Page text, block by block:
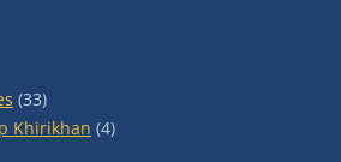
(33)
Khirikhan (4)